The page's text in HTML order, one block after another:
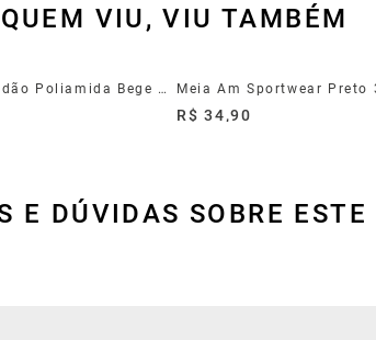
QUEM VIU, VIU TAMBÉM
Meia Masculina Algodão Poliamida Bege 39/44 Meia Am Sportwear Preto
R$ 34,90
E DÚVIDAS SOBRE ESTE